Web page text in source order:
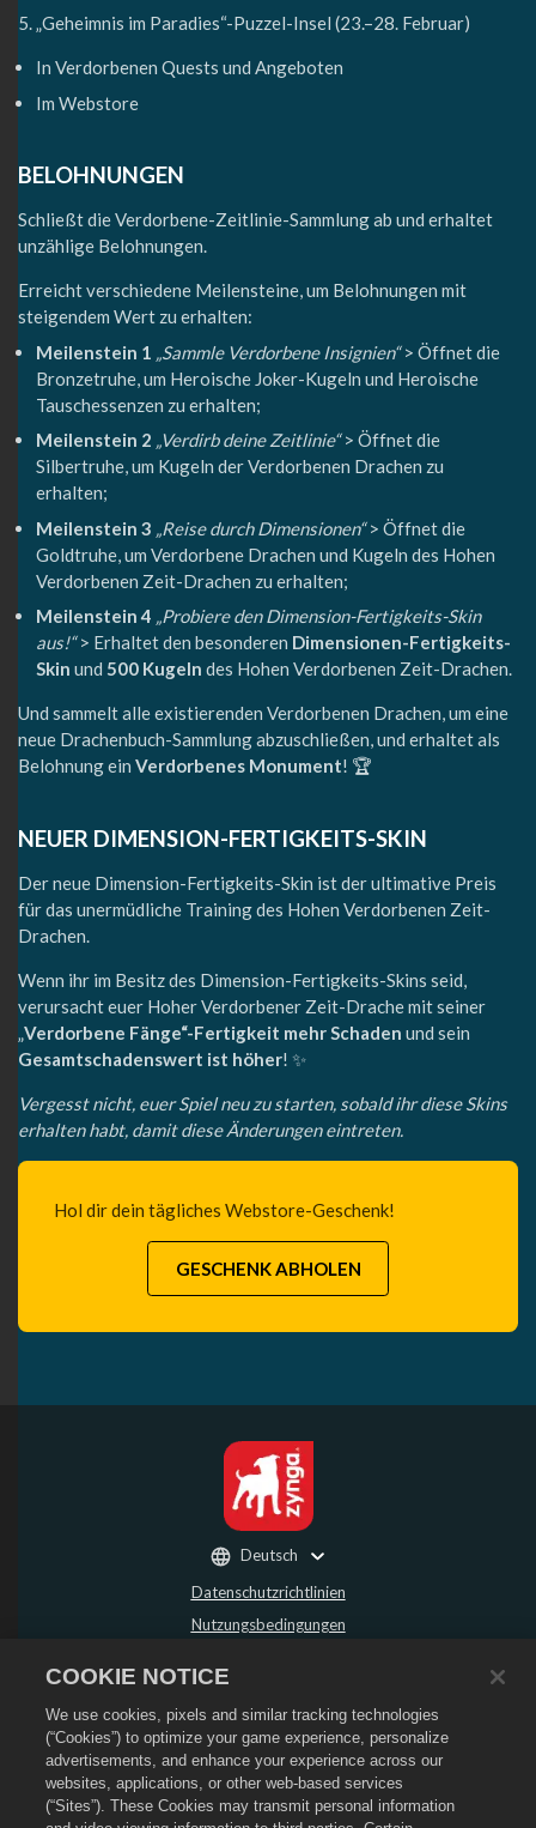
„Geheimnis im Paradies“-Puzzel-Insel (23.–28. Februar)
In Verdorbenen Quests und Angeboten
Im Webstore
BELOHNUNGEN
Schließt die Verdorbene-Zeitlinie-Sammlung ab und erhaltet
unzählige Belohnungen.
Erreicht verschiedene Meilensteine, um Belohnungen mit
steigendem Wert zu erhalten:
Meilenstein 1 „Sammle Verdorbene Insignien“> Öffnet die
Bronzetruhe, um Heroische Joker-Kugeln und Heroische
Tauschessenzen zu erhalten;
Meilenstein 2 „Verdirb deine Zeitlinie“> Öffnet die
Silbertruhe, um Kugeln der Verdorbenen Drachen zu
erhalten;
Meilenstein 3 „Reise durch Dimensionen“> Öffnet die
Goldtruhe, um Verdorbene Drachen und Kugeln des Hohen
Verdorbenen Zeit-Drachen zu erhalten;
Meilenstein 4 „Probiere den Dimension-Fertigkeits-Skin
aus!“> Erhaltet den besonderen Dimensionen-Fertigkeits-
Skin und 500 Kugeln des Hohen Verdorbenen Zeit-Drachen.
Und sammelt alle existierenden Verdorbenen Drachen, um eine
neue Drachenbuch-Sammlung abzuschließen, und erhaltet als
Belohnung ein Verdorbenes Monument! 🏆
NEUER DIMENSION-FERTIGKEITS-SKIN
Der neue Dimension-Fertigkeits-Skin ist der ultimative Preis
für das unermüdliche Training des Hohen Verdorbenen Zeit-
Drachen.
Wenn ihr im Besitz des Dimension-Fertigkeits-Skins seid,
verursacht euer Hoher Verdorbener Zeit-Drache mit seiner
„Verdorbene Fänge“-Fertigkeit mehr Schaden und sein
Gesamtschadenswert ist höher! ✨
Vergesst nicht, euer Spiel neu zu starten, sobald ihr diese Skins
erhalten habt, damit diese Änderungen eintreten.
Hol dir dein tägliches Webstore-Geschenk!
GESCHENK ABHOLEN
Datenschutzrichtlinien
Nutzungsbedingungen
Rückerstattungsrichtlinie
Cookie-Richtlinie
Store-Support
Spiel-Support
Cookie-Einstellungen
Deutsch
COOKIE NOTICE
We use cookies, pixels and similar tracking technologies
(“Cookies”) to optimize your game experience, personalize
advertisements, and enhance your experience across our
websites, applications, or other web-based services
(“Sites”). These Cookies may transmit personal information